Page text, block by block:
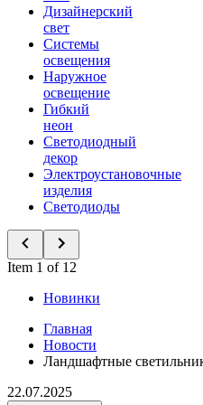
Дизайнерский
свет
Системы
освещения
Наружное
освещение
Гибкий
неон
Светодиодный
декор
Электроустановочные
изделия
Светодиоды
Item 1 of 12
Новинки
Главная
Новости
Ландшафтные
22.07.2025